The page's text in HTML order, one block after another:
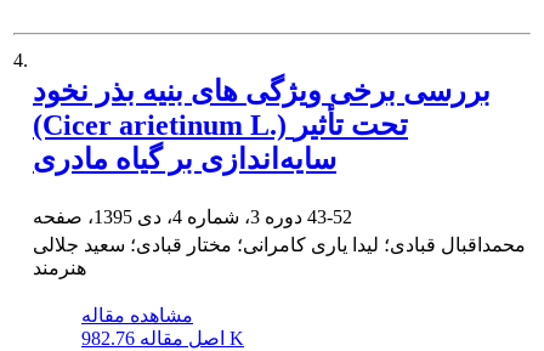
4.
بررسی برخی ویژگی های بنیه بذر نخود
(Cicer arietinum L.) تحت تأثیر
سایه‌اندازی بر گیاه مادری
43-52
محمداقبال قبادی؛ لیدا یاری کامرانی؛ مختار قبادی؛ سعید جلالی
هنرمند
مشاهده مقاله
اصل مقاله 982.76 K